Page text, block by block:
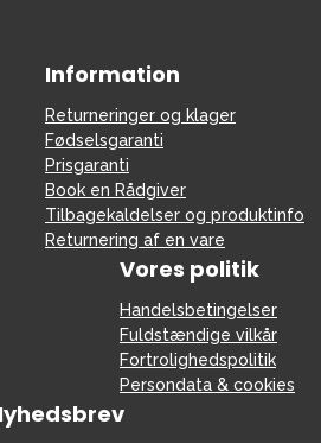
Information
Returneringer og klager
Fødselsgaranti
Prisgaranti
Book en Rådgiver
Tilbagekaldelser og produktinfo
Returnering af en vare
Vores politik
Handelsbetingelser
Fuldstændige vilkår
Fortrolighedspolitik
Persondata & cookies